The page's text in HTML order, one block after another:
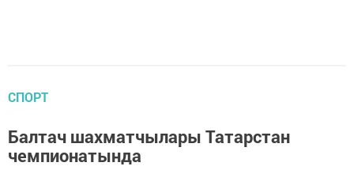
СПОРТ
Балтач шахматчылары Татарстан
чемпионатында